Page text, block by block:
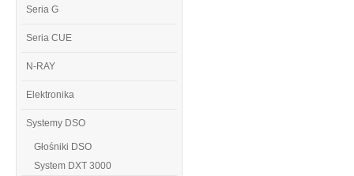
Seria G
Seria CUE
N-RAY
Elektronika
Systemy DSO
Głośniki DSO
System DXT 3000